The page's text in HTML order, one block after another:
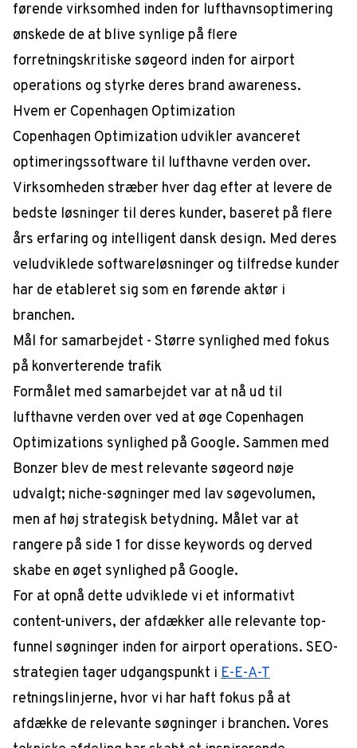
førende virksomhed inden for lufthavnsoptimering
ønskede de at blive synlige på flere
forretningskritiske søgeord inden for airport
operations og styrke deres brand awareness.
Hvem er Copenhagen Optimization
Copenhagen Optimization udvikler avanceret
optimeringssoftware til lufthavne verden over.
Virksomheden stræber hver dag efter at levere de
bedste løsninger til deres kunder, baseret på flere
års erfaring og intelligent dansk design. Med deres
veludviklede softwareløsninger og tilfredse kunder
har de etableret sig som en førende aktør i
branchen.
Mål for samarbejdet - Større synlighed med fokus
på konverterende trafik
Formålet med samarbejdet var at nå ud til
lufthavne verden over ved at øge Copenhagen
Optimizations synlighed på Google. Sammen med
Bonzer blev de mest relevante søgeord nøje
udvalgt; niche-søgninger med lav søgevolumen,
men af høj strategisk betydning. Målet var at
rangere på side 1 for disse keywords og derved
skabe en øget synlighed på Google.
For at opnå dette udviklede vi et informativt
content-univers, der afdækker alle relevante top-
funnel søgninger inden for airport operations. SEO-
strategien tager udgangspunkt i E-E-A-T
retningslinjerne, hvor vi har haft fokus på at
afdække de relevante søgninger i branchen. Vores